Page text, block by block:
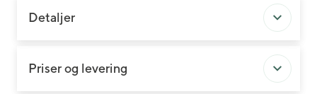
Detaljer
Priser og levering